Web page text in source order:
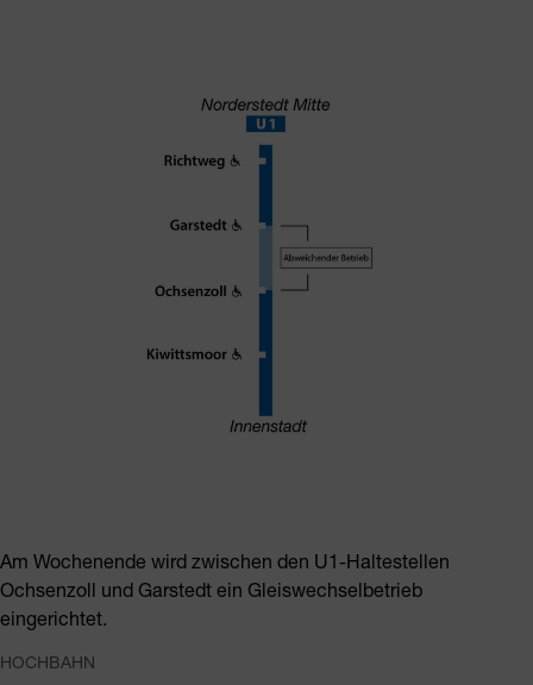
Am Wochenende wird zwischen den U1-Haltestellen
Ochsenzoll und Garstedt ein Gleiswechselbetrieb
eingerichtet.
HOCHBAHN